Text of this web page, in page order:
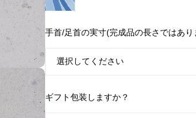
手首/足首の実寸(完成品の長さではあり
ギフト包装しますか？